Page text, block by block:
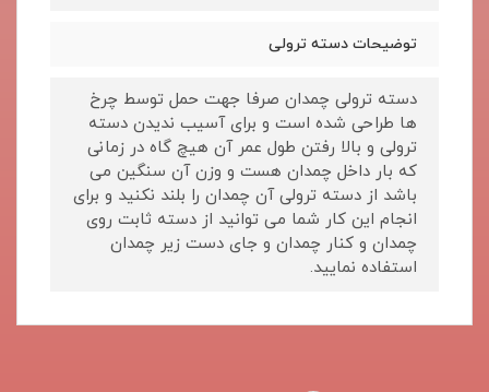
توضیحات دسته ترولی
دسته ترولی چمدان صرفا جهت حمل توسط چرخ
ها طراحی شده است و برای آسیب ندیدن دسته
ترولی و بالا رفتن طول عمر آن هیچ گاه در زمانی
که بار داخل چمدان هست و وزن آن سنگین می
باشد از دسته ترولی آن چمدان را بلند نکنید و برای
انجام این کار شما می توانید از دسته ثابت روی
چمدان و کنار چمدان و جای دست زیر چمدان
استفاده نمایید.